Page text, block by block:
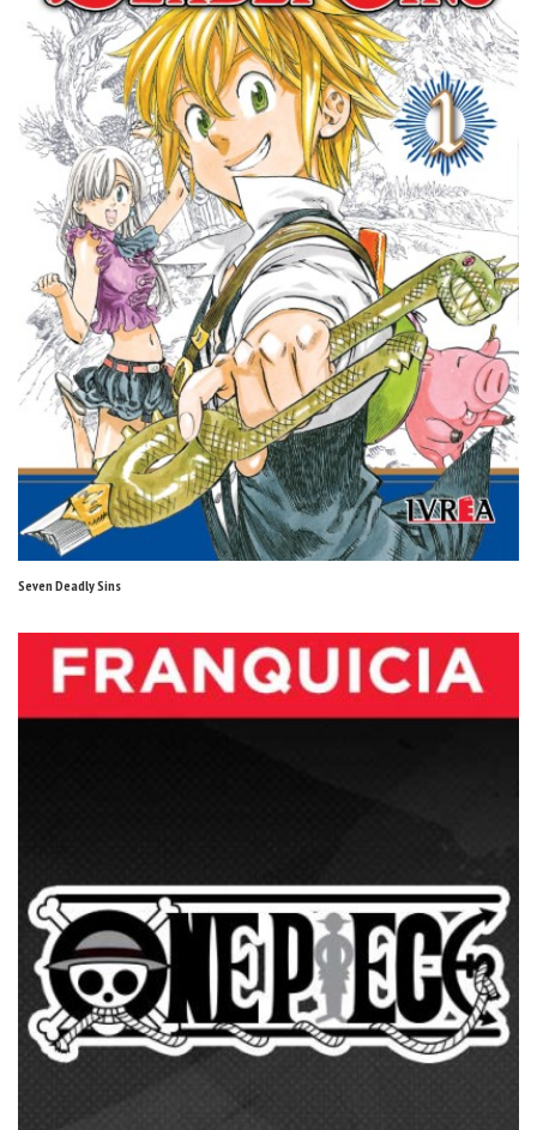
Seven Deadly Sins